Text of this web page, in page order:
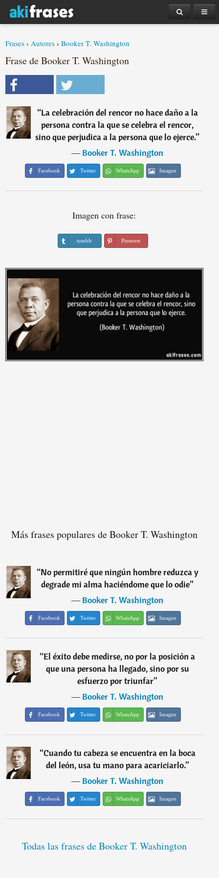
Frases ›Autores ›Booker T. Washington
Frase de Booker T. Washington
“La celebración del rencor no hace daño a la
persona contra la que se celebra el rencor,
sino que perjudica a la persona que lo ejerce.”
―Booker T. Washington
Facebook Twitter WhatsApp Imagen
Imagen con frase:
tumblr Pinterest
Más frases populares de Booker T. Washington
“No permitiré que ningún hombre reduzca y
degrade mi alma haciéndome que lo odie”
―Booker T. Washington
Facebook Twitter WhatsApp Imagen
“El éxito debe medirse, no por la posición a
que una persona ha llegado, sino por su
esfuerzo por triunfar”
―Booker T. Washington
Facebook Twitter WhatsApp Imagen
“Cuando tu cabeza se encuentra en la boca
del león, usa tu mano para acariciarlo.”
―Booker T. Washington
Facebook Twitter WhatsApp Imagen
Todas las frases de Booker T. Washington